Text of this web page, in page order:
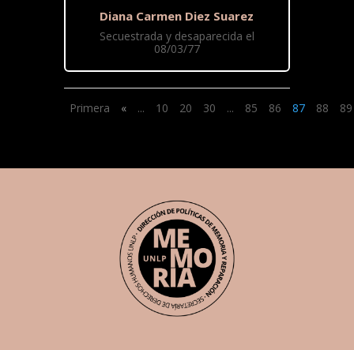
Diana Carmen Diez Suarez
Secuestrada y desaparecida el
08/03/77
Primera « ... 10 20 30 ... 85 86 87 88 89